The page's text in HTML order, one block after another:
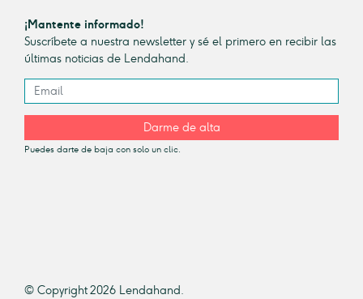
¡Mantente informado!
Suscríbete a nuestra newsletter y sé el primero en recibir las
últimas noticias de Lendahand.
Darme de alta
Puedes darte de baja con solo un clic.
© Copyright 2026 Lendahand.